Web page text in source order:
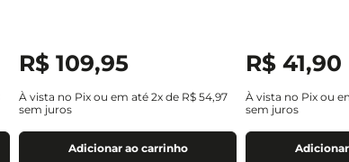
R$ 109,95
À vista no Pix ou em até 2x de R$ 54,97
sem juros
Adicionar ao carrinho
R$ 41,90
À vista no Pix ou
sem juros